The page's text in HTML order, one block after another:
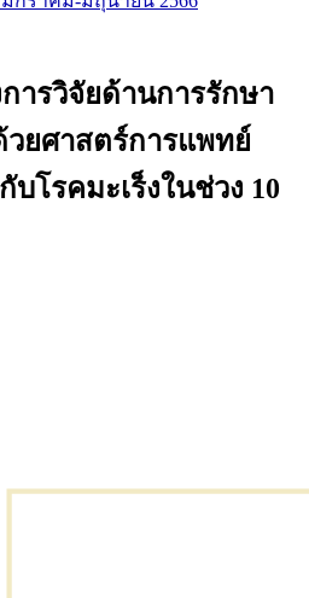
ารวิจัยด้านการรักษา
ยศาสตร์การแพทย์
โรคมะเร็งในช่วง 10